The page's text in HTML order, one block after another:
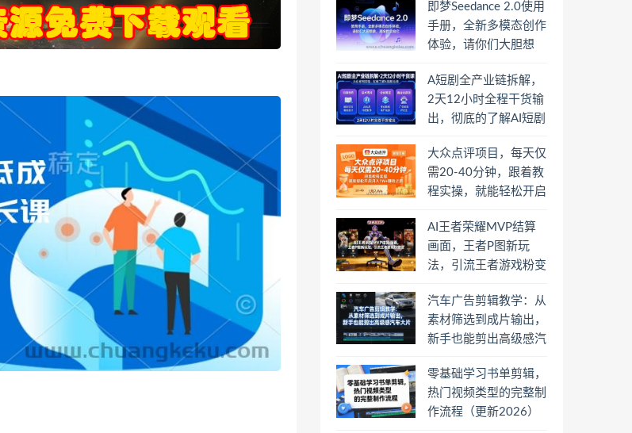
即梦Seedance 2.0使用
手册，全新多模态创作
体验，请你们大胆想
A短剧全产业链拆解，
2天12小时全程干货输
出，彻底的了解AI短剧
大众点评项目，每天仅
需20-40分钟，跟着教
程实操，就能轻松开启
AI王者荣耀MVP结算
画面，王者P图新玩
法，引流王者游戏粉变
汽车广告剪辑教学：从
素材筛选到成片输出，
新手也能剪出高级感汽
零基础学习书单剪辑，
热门视频类型的完整制
作流程（更新2026）